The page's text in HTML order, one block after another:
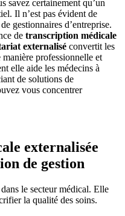
savez certainement qu’un
Il n’est pas évident de
gestionnaires d’entreprise.
de transcription médicale
externalisé convertit les
professionnelle et
elle aide les médecins à
de solutions de
vous concentrer
externalisée
de gestion
le secteur médical. Elle
la qualité des soins.